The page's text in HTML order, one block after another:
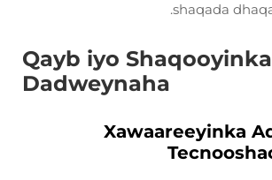
shaqada
Qayb iyo Shaqooyinka
Dadweynaha
Xawaareeyinka